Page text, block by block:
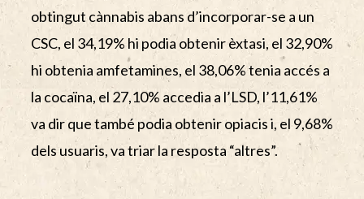
obtingut cànnabis abans d’incorporar-se a un
CSC, el 34,19% hi podia obtenir èxtasi, el 32,90%
hi obtenia amfetamines, el 38,06% tenia accés a
la cocaïna, el 27,10% accedia a l’LSD, l’11,61%
va dir que també podia obtenir opiacis i, el 9,68%
dels usuaris, va triar la resposta “altres”.